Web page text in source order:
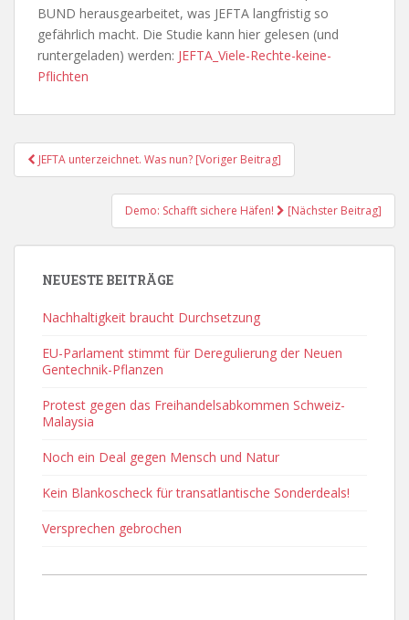
BUND herausgearbeitet, was JEFTA langfristig so
gefährlich macht. Die Studie kann hier gelesen (und
runtergeladen) werden: JEFTA_Viele-Rechte-keine-
Pflichten
Post
Navigation
JEFTA unterzeichnet. Was nun? [Voriger Beitrag]
Demo: Schafft sichere Häfen! [Nächster Beitrag]
NEUESTE BEITRÄGE
Nachhaltigkeit braucht Durchsetzung
EU-Parlament stimmt für Deregulierung der Neuen
Gentechnik-Pflanzen
Protest gegen das Freihandelsabkommen Schweiz-
Malaysia
Noch ein Deal gegen Mensch und Natur
Kein Blankoscheck für transatlantische Sonderdeals!
Versprechen gebrochen